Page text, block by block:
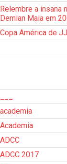
Relembre a insana
Demian Maia em
Copa América de
academia
Academia
ADCC
ADCC 2017